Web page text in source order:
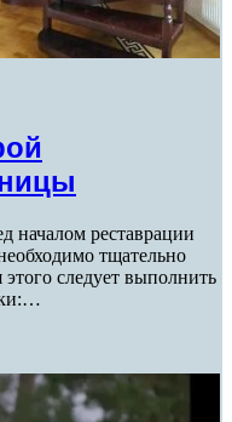
началом реставрации
тщательно
следует выполнить